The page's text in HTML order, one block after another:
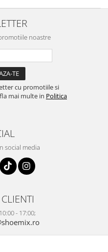
noastre
cu promotiile si
mai multe in Politica
social media
- 17:00;